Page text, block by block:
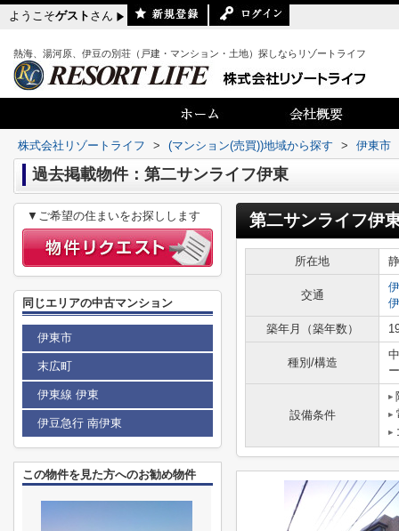
ようこそゲスト さん
熱海、湯河原、伊豆の別荘（戸建・マンション・土地）探しならリゾートライフ
株式会社リゾートライフ > (マンション(売買))地域から探す > 伊東市
過去掲載物件：第二サンライフ伊東
第二サンライフ伊
所在地
交通
築年月（築年数）
種別/構造
設備条件
▼ご希望の住まいをお探しします
同じエリアの中古マンション
伊東市
末広町
伊東線 伊東
伊豆急行 南伊東
この物件を見た方へのお勧め物件